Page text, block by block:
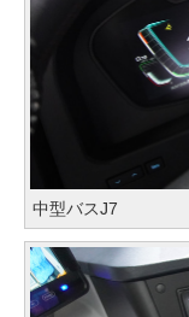
中型バスJ7